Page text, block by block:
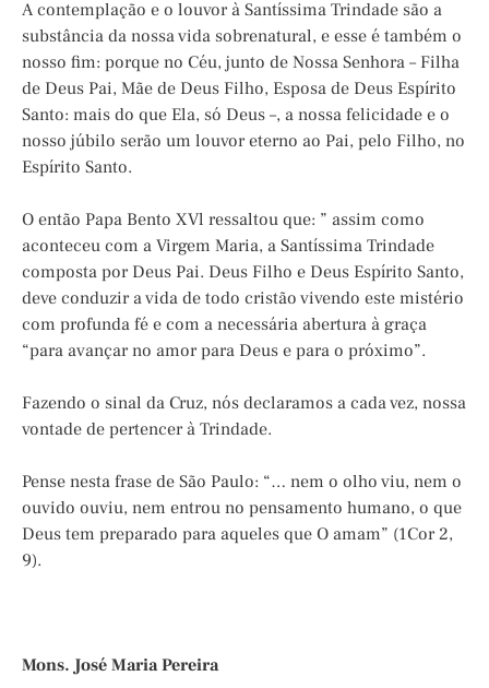
A contemplação e o louvor à Santíssima Trindade são a
substância da nossa vida sobrenatural, e esse é também o
nosso fim: porque no Céu, junto de Nossa Senhora – Filha
de Deus Pai, Mãe de Deus Filho, Esposa de Deus Espírito
Santo: mais do que Ela, só Deus –, a nossa felicidade e o
nosso júbilo serão um louvor eterno ao Pai, pelo Filho, no
Espírito Santo.
O então Papa Bento XVl ressaltou que: ” assim como
aconteceu com a Virgem Maria, a Santíssima Trindade
composta por Deus Pai. Deus Filho e Deus Espírito Santo,
deve conduzir a vida de todo cristão vivendo este mistério
com profunda fé e com a necessária abertura à graça
“para avançar no amor para Deus e para o próximo”.
Fazendo o sinal da Cruz, nós declaramos a cada vez, nossa
vontade de pertencer à Trindade.
Pense nesta frase de São Paulo: “… nem o olho viu, nem o
ouvido ouviu, nem entrou no pensamento humano, o que
Deus tem preparado para aqueles que O amam” (1Cor 2,
9).
Mons. José Maria Pereira